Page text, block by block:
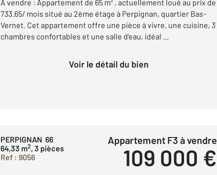
À vendre : Appartement de 65 m² , actuellement loué au prix de
733.65/ mois situé au 2ème étage à Perpignan, quartier Bas-
Vernet. Cet appartement offre une pièce à vivre, une cuisine, 3
chambres confortables et une salle d'eau, idéal ...
Voir le détail du bien
PERPIGNAN 66
64,33 m2, 3 pièces
Ref : 9056
Appartement F3 à vendre
109 000 €